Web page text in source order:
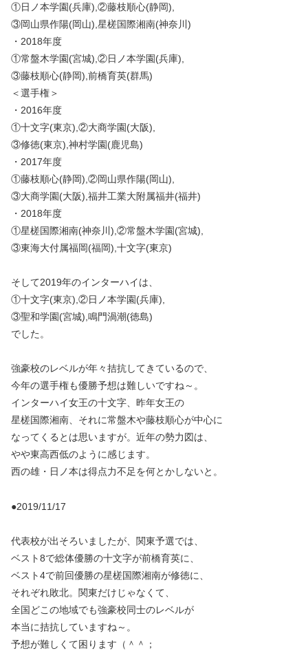
①日ノ本学園(兵庫),②藤枝順心(静岡),
③岡山県作陽(岡山),星槎国際湘南(神奈川)
・2018年度
①常盤木学園(宮城),②日ノ本学園(兵庫),
③藤枝順心(静岡),前橋育英(群馬)
＜選手権＞
・2016年度
①十文字(東京),②大商学園(大阪),
③修徳(東京),神村学園(鹿児島)
・2017年度
①藤枝順心(静岡),②岡山県作陽(岡山),
③大商学園(大阪),福井工業大附属福井(福井)
・2018年度
①星槎国際湘南(神奈川),②常盤木学園(宮城),
③東海大付属福岡(福岡),十文字(東京)
そして2019年のインターハイは、
①十文字(東京),②日ノ本学園(兵庫),
③聖和学園(宮城),鳴門渦潮(徳島)
でした。
強豪校のレベルが年々拮抗してきているので、
今年の選手権も優勝予想は難しいですね～。
インターハイ女王の十文字、昨年女王の
星槎国際湘南、それに常盤木や藤枝順心が中心に
なってくるとは思いますが。近年の勢力図は、
やや東高西低のように感じます。
西の雄・日ノ本は得点力不足を何とかしないと。
●2019/11/17
代表校が出そろいましたが、関東予選では、
ベスト8で総体優勝の十文字が前橋育英に、
ベスト4で前回優勝の星槎国際湘南が修徳に、
それぞれ敗北。関東だけじゃなくて、
全国どこの地域でも強豪校同士のレベルが
本当に拮抗していますね～。
予想が難しくて困ります（＾＾；